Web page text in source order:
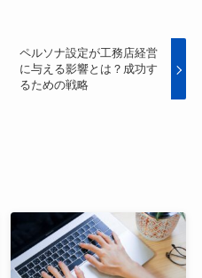
ペルソナ設定が工務店経営
に与える影響とは？成功す
るための戦略